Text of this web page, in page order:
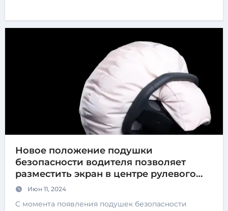
Новое положение подушки
безопасности водителя позволяет
разместить экран в центре рулевого
колеса.
Июн 11, 2024
С момента появления подушек безопасности